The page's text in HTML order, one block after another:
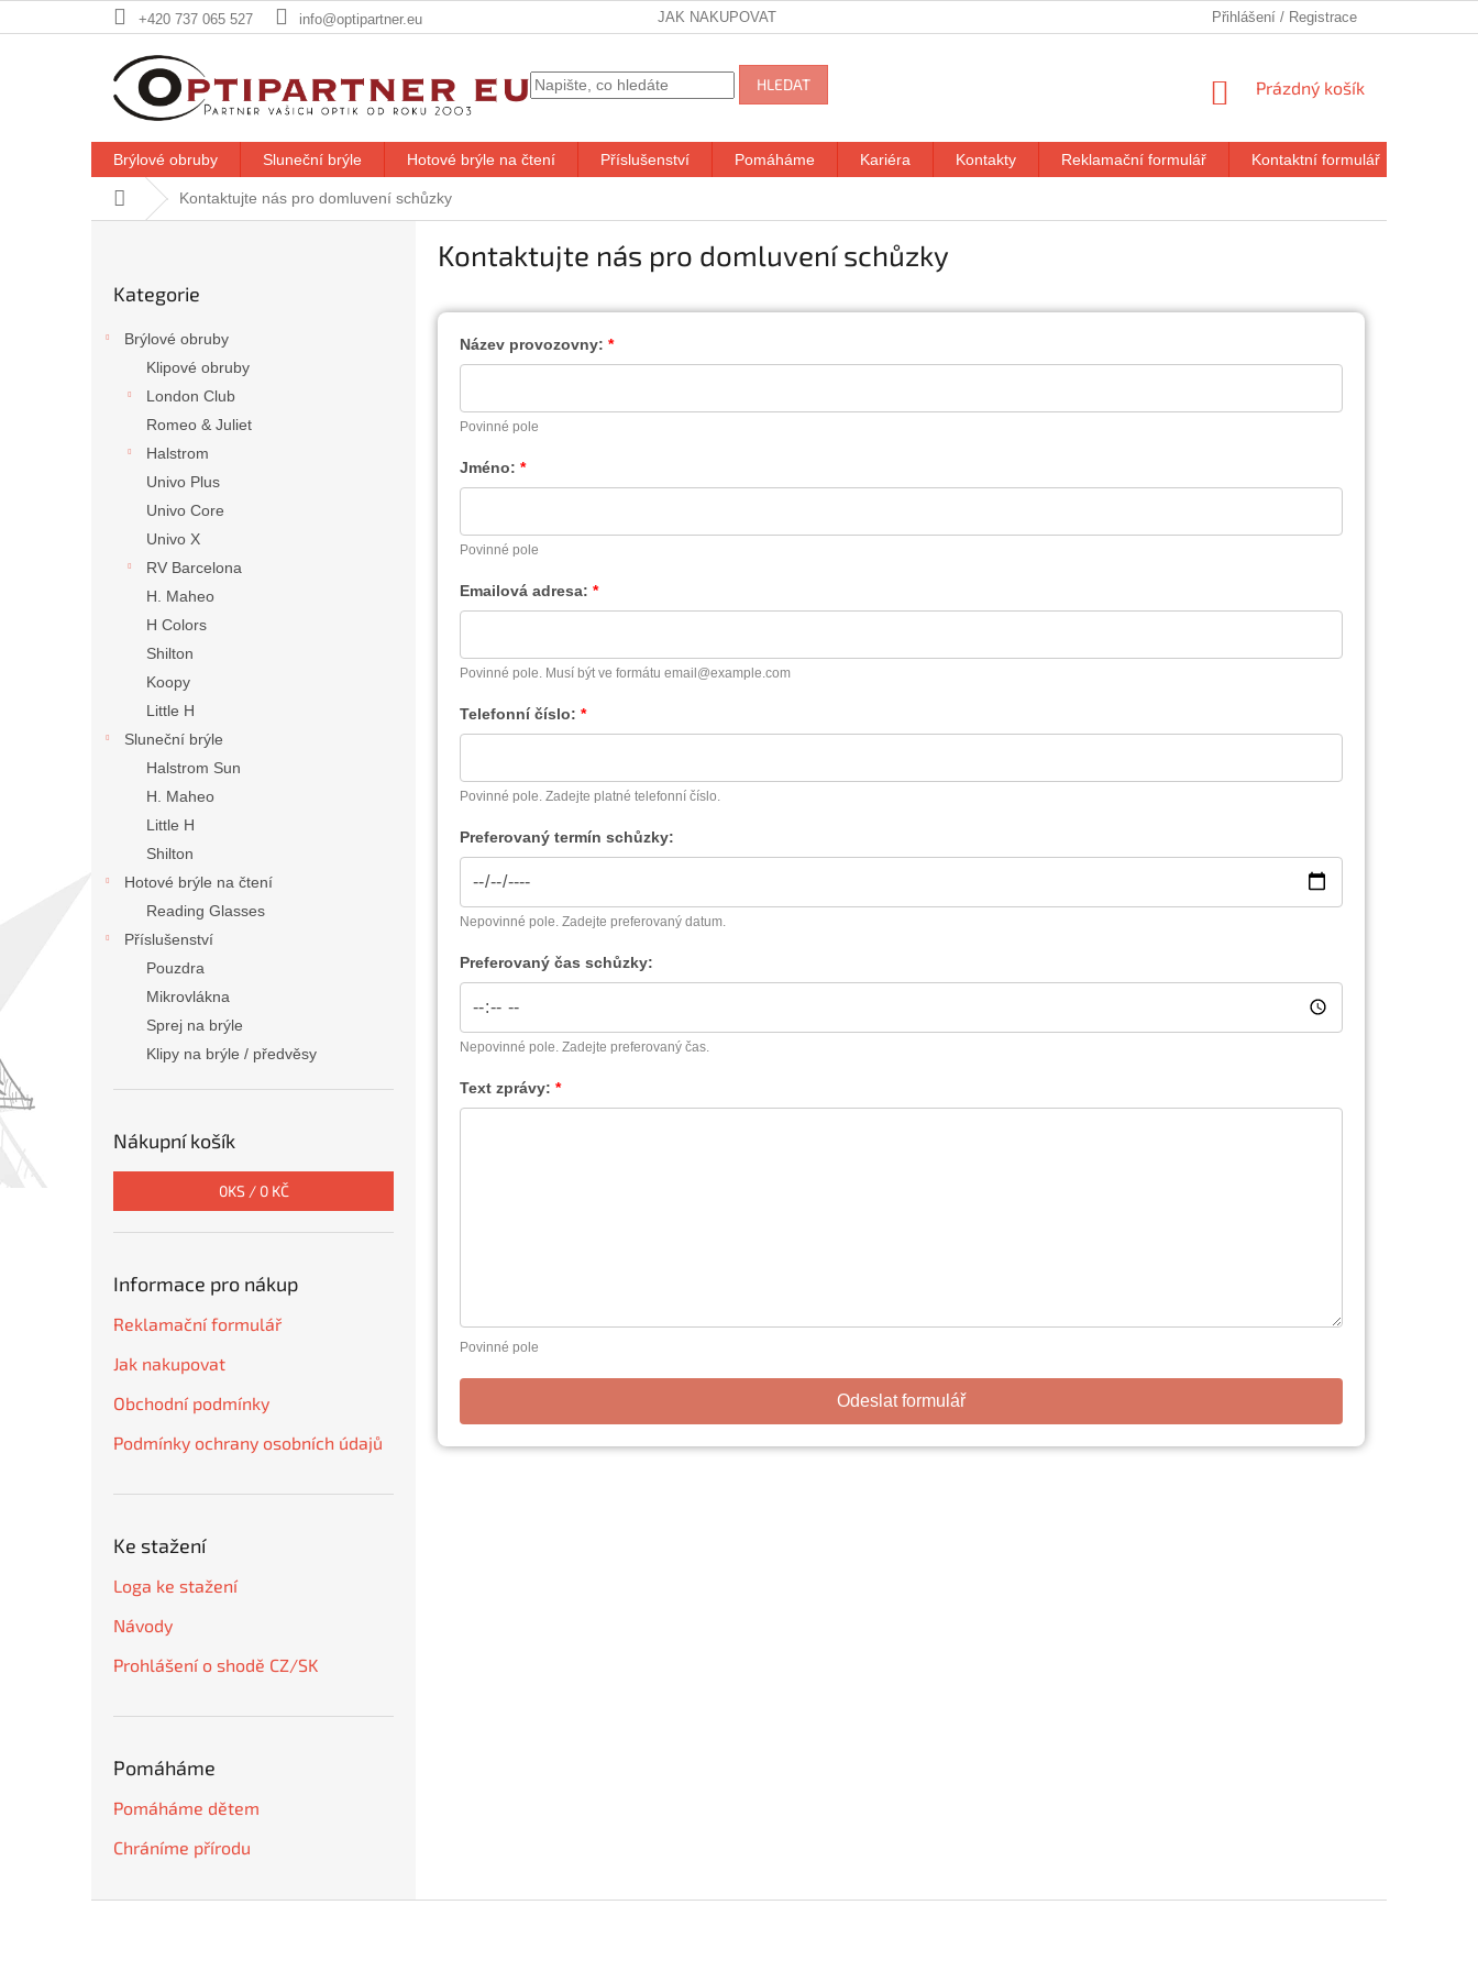
na
+420 737 065 527 info@optipartner.eu JAK NAKUPOVAT Přihlášení
HLEDAT
NÁKUPNÍ
Prázdný košík
Brýlové obruby Sluneční brýle Hotové brýle na čtení Příslušenství Pomáháme Kariéra Kontakty Reklamační formulář Kontaktní formulář
Domů Kontaktujte nás pro domluvení schůzky
kategorie
Kategorie
Brýlové obruby
Klipové obruby
London Club
Romeo & Juliet
Halstrom
Univo Plus
Univo Core
Univo X
RV Barcelona
H. Maheo
H Colors
Shilton
Koopy
Little H
Sluneční brýle
Halstrom Sun
H. Maheo
Little H
Shilton
Hotové brýle na čtení
Reading Glasses
Příslušenství
Pouzdra
Mikrovlákna
Sprej na brýle
Klipy na brýle / předvěsy
Nákupní košík
0KS / 0 KČ
Informace pro nákup
Reklamační formulář
Jak nakupovat
Obchodní podmínky
Podmínky ochrany osobních údajů
Ke stažení
Loga ke stažení
Návody
Prohlášení o shodě CZ/SK
Pomáháme
Pomáháme dětem
Chráníme přírodu
Kontaktujte nás pro domluvení schůzky
Název provozovny:
Povinné pole
Jméno:
Povinné pole
Emailová adresa:
Povinné pole. Musí být ve formátu email@example.com
Telefonní číslo:
Povinné pole. Zadejte platné telefonní číslo.
Preferovaný termín schůzky:
Nepovinné pole. Zadejte preferovaný datum.
Preferovaný čas schůzky:
Nepovinné pole. Zadejte preferovaný čas.
Text zprávy:
Povinné pole
Odeslat formulář